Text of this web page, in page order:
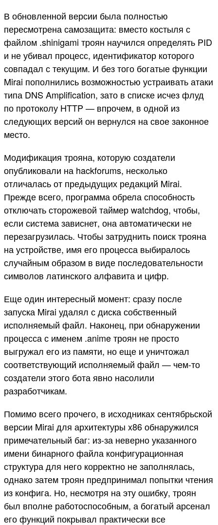
В обновленной версии была полностью
пересмотрена самозащита: вместо костыля с
файлом .shinigami троян научился определять PID
и не убивал процесс, идентификатор которого
совпадал с текущим. И без того богатые функции
Mirai пополнились возможностью устраивать атаки
типа DNS Amplification, зато в списке исчез флуд
по протоколу HTTP — впрочем, в одной из
следующих версий он вернулся на свое законное
место.
Модификация трояна, которую создатели
опубликовали на hackforums, несколько
отличалась от предыдущих редакций Mirai.
Прежде всего, программа обрела способность
отключать сторожевой таймер watchdog, чтобы,
если система зависнет, она автоматически не
перезагрузилась. Чтобы затруднить поиск трояна
на устройстве, имя его процесса выбиралось
случайным образом в виде последовательности
символов латинского алфавита и цифр.
Еще один интересный момент: сразу после
запуска Mirai удалял с диска собственный
исполняемый файл. Наконец, при обнаружении
процесса с именем .anime троян не просто
выгружал его из памяти, но еще и уничтожал
соответствующий исполняемый файл — чем-то
создатели этого бота явно насолили
разработчикам.
Помимо всего прочего, в исходниках сентябрьской
версии Mirai для архитектуры x86 обнаружился
примечательный баг: из-за неверно указанного
имени бинарного файла конфигурационная
структура для него корректно не заполнялась,
однако затем троян предпринимал попытки чтения
из конфига. Но, несмотря на эту ошибку, троян
был вполне работоспособным, а богатый арсенал
его функций покрывал практически все